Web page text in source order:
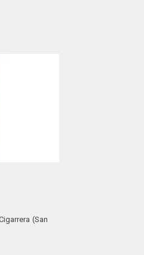
(San